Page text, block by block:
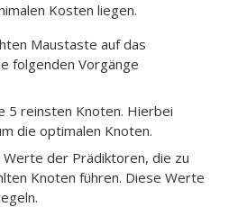
Kosten liegen.
Maustaste auf das
folgenden Vorgänge
5 reinsten Knoten. Hierbei
die optimalen Knoten.
Werte der Prädiktoren, die zu
Knoten führen. Diese Werte